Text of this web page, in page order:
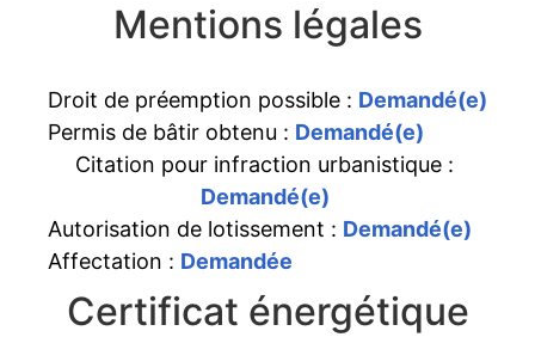
Mentions légales
Droit de préemption possible : Demandé(e)
Permis de bâtir obtenu : Demandé(e)
Citation pour infraction urbanistique :
Demandé(e)
Autorisation de lotissement : Demandé(e)
Affectation : Demandée
Certificat énergétique